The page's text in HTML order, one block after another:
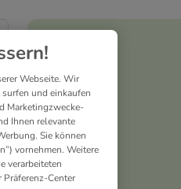
Webseite. Wir
und einkaufen
Marketingzwecke-
Ihnen relevante
Sie können
vornehmen. Weitere
verarbeiteten
Center